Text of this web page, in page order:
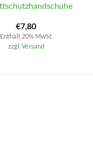
€7,80
Enthält 20% MwSt.
zzgl. Versand